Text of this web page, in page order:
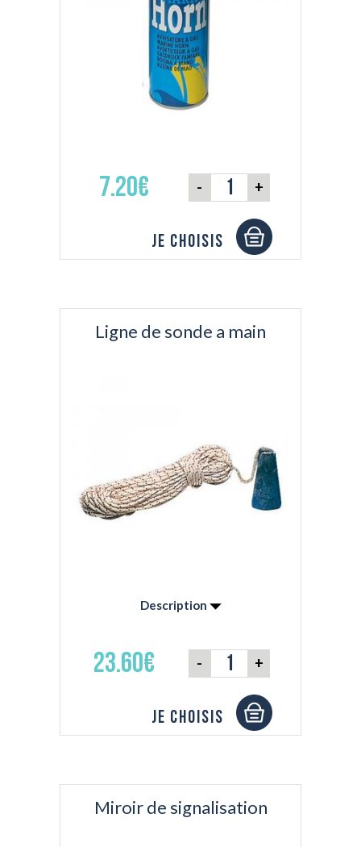
7.20€ - +
Je choisis
Ligne de sonde a main
Description
environ - L'encoche sous le plomb permet de
connaître la nature du fond.
23.60€ - +
Je choisis
Miroir de signalisation